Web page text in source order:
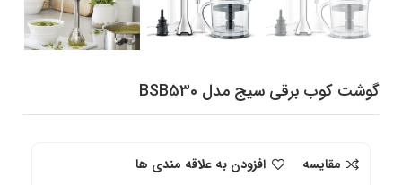
گوشت کوب برقی سیج مدل BSB530
مقایسه
افزودن به علاقه مندی ها